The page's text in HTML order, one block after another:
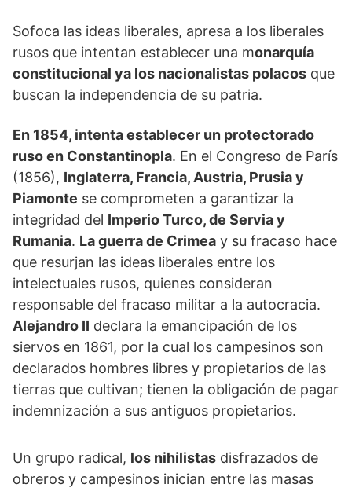
Sofoca las ideas liberales, apresa a los liberales
rusos que intentan establecer una monarquía
constitucional ya los nacionalistas polacos que
buscan la independencia de su patria.
En 1854, intenta establecer un protectorado
ruso en Constantinopla. En el Congreso de París
(1856), Inglaterra, Francia, Austria, Prusia y
Piamonte se comprometen a garantizar la
integridad del Imperio Turco, de Servia y
Rumania. La guerra de Crimea y su fracaso hace
que resurjan las ideas liberales entre los
intelectuales rusos, quienes consideran
responsable del fracaso militar a la autocracia.
Alejandro II declara la emancipación de los
siervos en 1861, por la cual los campesinos son
declarados hombres libres y propietarios de las
tierras que cultivan; tienen la obligación de pagar
indemnización a sus antiguos propietarios.
Un grupo radical, los nihilistas disfrazados de
obreros y campesinos inician entre las masas